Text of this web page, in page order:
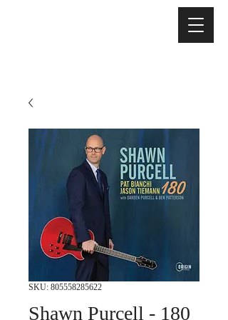
SKU: 805558285622
Shawn Purcell - 180